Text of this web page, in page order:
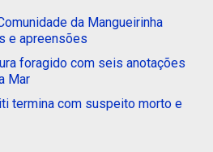
da Mangueirinha
e apreensões
foragido com seis anotações
Mar
termina com suspeito morto e